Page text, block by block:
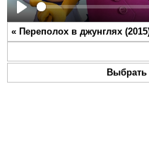
Play
« Переполох в джунглях
Выбрать